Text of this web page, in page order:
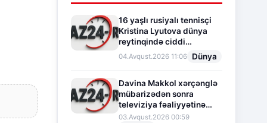
16 yaşlı rusiyalı tennisçi
Kristina Lyutova dünya
reytinqində ciddi
irəliləyişə imza atdı
04.Avqust.2026 11:06 Dünya
Davina Makkol xərçənglə
mübarizədən sonra
televiziya fəaliyyətinə
fasilə verir
03.Avqust.2026 00:59